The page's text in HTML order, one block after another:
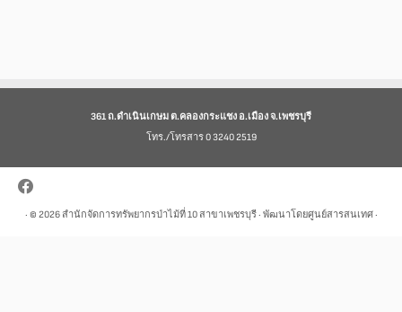
361 ถ.ดำเนินเกษม ต.คลองกระแชง อ.เมือง จ.เพชรบุรี
โทร./โทรสาร 0 3240 2519
· © 2026สำนักจัดการทรัพยากรป่าไม้ที่ 10 สาขาเพชรบุรี· พัฒนาโดยศูนย์สารสนเทศ ·